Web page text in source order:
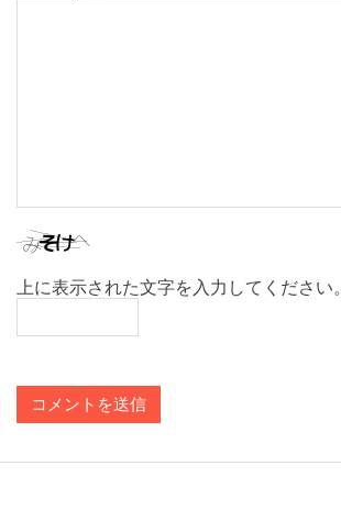
上に表示された文字を入力してください。